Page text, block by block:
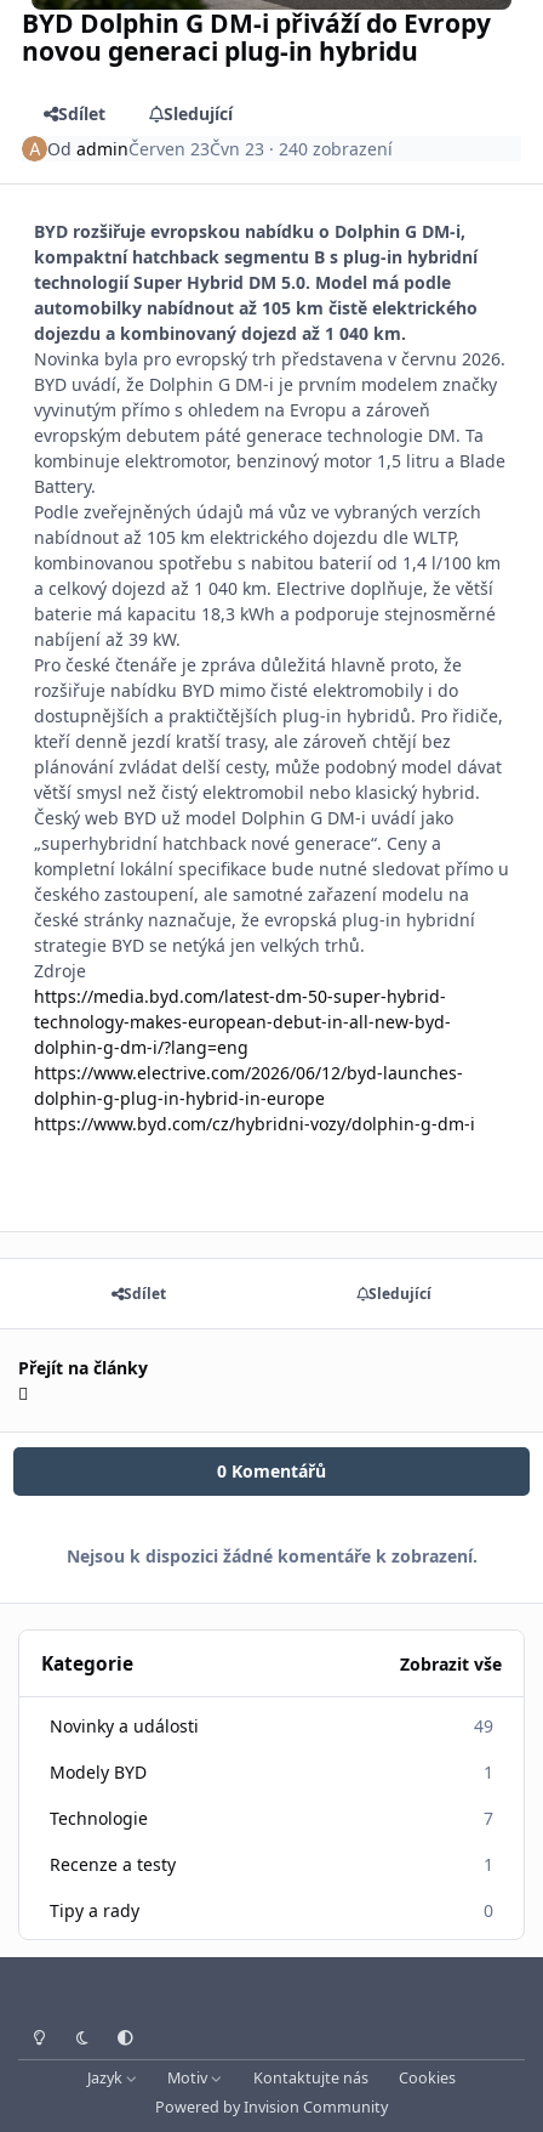
BYD Dolphin G DM-i přiváží do Evropy
novou generaci plug-in hybridu
Sdílet
Sledující
OdadminČerven 23Čvn 23 · 240 zobrazení
BYD rozšiřuje evropskou nabídku o Dolphin G DM-i,
kompaktní hatchback segmentu B s plug-in hybridní
technologií Super Hybrid DM 5.0. Model má podle
automobilky nabídnout až 105 km čistě elektrického
dojezdu a kombinovaný dojezd až 1 040 km.
Novinka byla pro evropský trh představena v červnu 2026.
BYD uvádí, že Dolphin G DM-i je prvním modelem značky
vyvinutým přímo s ohledem na Evropu a zároveň
evropským debutem páté generace technologie DM. Ta
kombinuje elektromotor, benzinový motor 1,5 litru a Blade
Battery.
Podle zveřejněných údajů má vůz ve vybraných verzích
nabídnout až 105 km elektrického dojezdu dle WLTP,
kombinovanou spotřebu s nabitou baterií od 1,4 l/100 km
a celkový dojezd až 1 040 km. Electrive doplňuje, že větší
baterie má kapacitu 18,3 kWh a podporuje stejnosměrné
nabíjení až 39 kW.
Pro české čtenáře je zpráva důležitá hlavně proto, že
rozšiřuje nabídku BYD mimo čisté elektromobily i do
dostupnějších a praktičtějších plug-in hybridů. Pro řidiče,
kteří denně jezdí kratší trasy, ale zároveň chtějí bez
plánování zvládat delší cesty, může podobný model dávat
větší smysl než čistý elektromobil nebo klasický hybrid.
Český web BYD už model Dolphin G DM-i uvádí jako
„superhybridní hatchback nové generace“. Ceny a
kompletní lokální specifikace bude nutné sledovat přímo u
českého zastoupení, ale samotné zařazení modelu na
české stránky naznačuje, že evropská plug-in hybridní
strategie BYD se netýká jen velkých trhů.
Zdroje
https://media.byd.com/latest-dm-50-super-hybrid-
technology-makes-european-debut-in-all-new-byd-
dolphin-g-dm-i/?lang=eng
https://www.electrive.com/2026/06/12/byd-launches-
dolphin-g-plug-in-hybrid-in-europe
https://www.byd.com/cz/hybridni-vozy/dolphin-g-dm-i
Sdílet Sledující
Přejít na články
0 Komentářů
Nejsou k dispozici žádné komentáře k zobrazení.
Kategorie Zobrazit vše
Novinky a události
49
Modely BYD
1
Technologie
7
Recenze a testy
1
Tipy a rady
0
Světlý režimTmavý režimSystémové nastavení
Jazyk Motiv Kontaktujte nás
Cookies
Powered byInvision Community